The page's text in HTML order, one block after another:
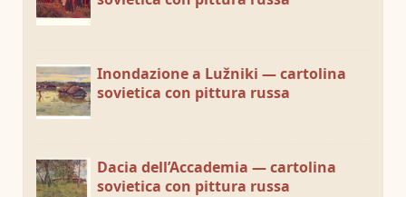
Inondazione a Lužniki — cartolina
sovietica con pittura russa
Dacia dell’Accademia — cartolina
sovietica con pittura russa